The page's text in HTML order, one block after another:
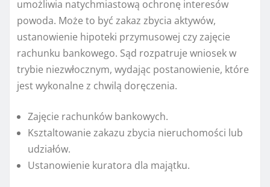
umożliwia natychmiastową ochronę interesów
powoda. Może to być zakaz zbycia aktywów,
ustanowienie hipoteki przymusowej czy zajęcie
rachunku bankowego. Sąd rozpatruje wniosek w
trybie niezwłocznym, wydając postanowienie, które
jest wykonalne z chwilą doręczenia.
Zajęcie rachunków bankowych.
Ksztaltowanie zakazu zbycia nieruchomości lub
udziałów.
Ustanowienie kuratora dla majątku.